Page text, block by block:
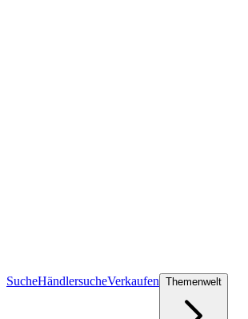
SucheHändlersucheVerkaufen Themenwelt